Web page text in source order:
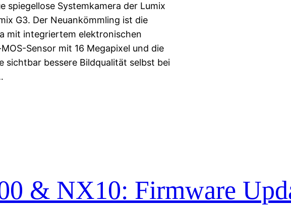
spiegellose Systemkamera der Lumix
G3. Der Neuankömmling ist die
mit integriertem elektronischen
Sensor mit 16 Megapixel und die
sichtbar bessere Bildqualität selbst bei
& NX10: Firmware